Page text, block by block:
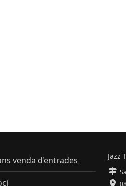
venda d'entrades Jazz